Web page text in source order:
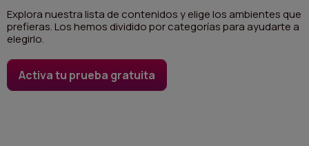
Explora nuestra lista de contenidos y elige los ambientes que
prefieras. Los hemos dividido por categorías para ayudarte a
elegirlo.
Activa tu prueba gratuita